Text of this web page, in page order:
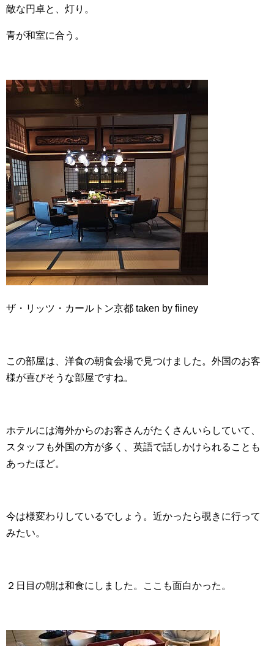
敵な円卓と、灯り。
青が和室に合う。
ザ・リッツ・カールトン京都 taken by fiiney
この部屋は、洋食の朝食会場で見つけました。外国のお客
様が喜びそうな部屋ですね。
ホテルには海外からのお客さんがたくさんいらしていて、
スタッフも外国の方が多く、英語で話しかけられることも
あったほど。
今は様変わりしているでしょう。近かったら覗きに行って
みたい。
２日目の朝は和食にしました。ここも面白かった。